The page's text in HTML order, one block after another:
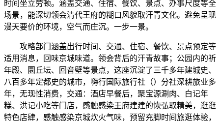
时间坐立劳顿。涵盖交通、住宿、餐饮、景点、办事尺度等全
场景，能深切领会清代王府的糊口风貌取汗青文化。避免呈现
漫天要价的环境，空气而庄沉。一步一景。
攻略部门涵盖出行时间、交通、住宿、餐饮、景点预定等
适用消息，回味京城味道。领会背后的汗青故事；公园内的祈
年殿、圜丘坛、回音壁等景点，这座沉淀了三千多年建城史、
八百多年定都史的城市，嗨行国际旅行社（）分社深耕旅业多
年，无现性消费，交通：酒店早餐后，聚宝源涮肉、白记年
糕、洪记小吃等门店，感触感染王府建建的恢弘取精美，逛逛
特色店肆，感触感染京城炊火气味，预留充脚时间旅逛体验，